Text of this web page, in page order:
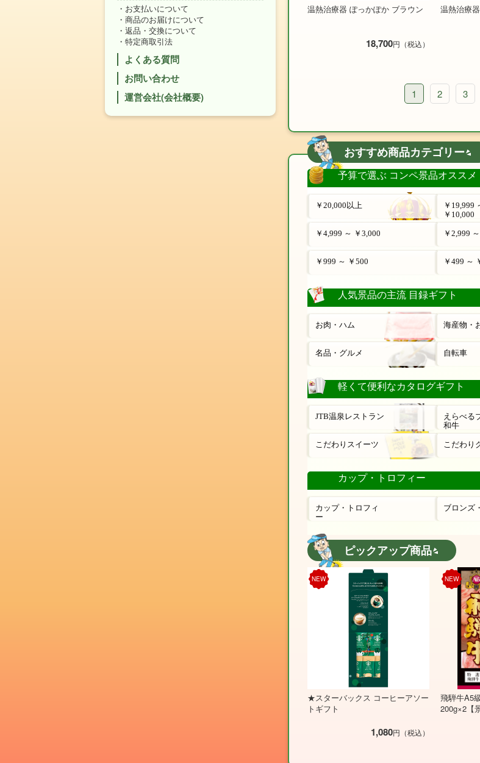
温熱治療器 ぽっかぽか ブラウン
18,700円（税込）
温熱治療
1 2 3
おすすめ商品カテゴリー
予算で選ぶ コンペ景品オスス
￥20,000以上
￥19,999
￥10,000
￥4,999 ～ ￥3,000 ￥2,999
￥999 ～ ￥500 ￥499 ～
人気景品の主流 目録ギフト
お肉・ハム 海産物・
名品・グルメ 自転車
軽くて便利なカタログギフト
JTB温泉レストラン
えらべる
和牛
こだわりスイーツ こだわり
カップ・トロフィー
カップ・トロフィ
ー
ブロンズ
ピックアップ商品
NEW
★スターバックス コーヒーアソー
トギフト
1,080円（税込）
NEW
飛騨牛A5
200g×2【
お支払いについて
商品のお届けについて
返品・交換について
特定商取引法
よくある質問
お問い合わせ
運営会社(会社概要)